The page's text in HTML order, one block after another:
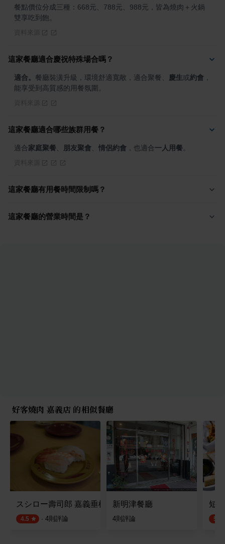
餐點價位分成三種：668元、788元、988元，皆為燒肉＋火鍋
雙享吃到飽。
這家餐廳適合慶祝特殊場合嗎？
適合。 餐廳裝潢升級，環境舒適寬敞，適合聚餐、 慶生或約會 ，
能享受到高質感的用餐氛圍。
這家餐廳適合哪些族群用餐？
適合家庭聚餐 朋友聚會 情侶約會 ，也適合一人用餐
這家餐廳有用餐時間限制嗎？
這家餐廳的營業時間是？
好客燒肉 嘉義店 的相似餐廳
スシロー壽司郎 嘉義垂楊店
4.5 · 4則評論
新明津餐廳
4則評論
短
5.0